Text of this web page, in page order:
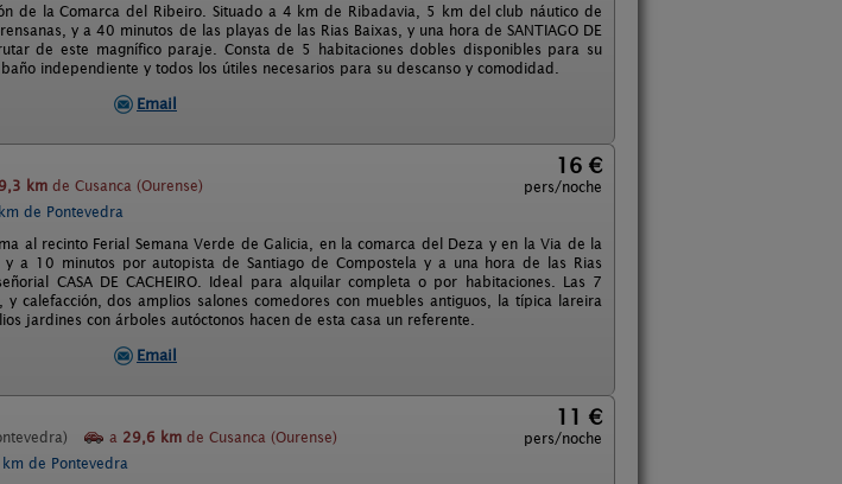
de la Comarca del Ribeiro. Situado a 4 km de Ribadavia, 5 km del club náutico de
y a 40 minutos de las playas de las Rias Baixas, y una hora de SANTIAGO DE
de este magnífico paraje. Consta de 5 habitaciones dobles disponibles para su
independiente y todos los útiles necesarios para su descanso y comodidad.
Email
km de Cusanca (Ourense)
16 €
pers/noche
de Pontevedra
al recinto Ferial Semana Verde de Galicia, en la comarca del Deza y en la Via de la
y a 10 minutos por autopista de Santiago de Compostela y a una hora de las Rias
CASA DE CACHEIRO. Ideal para alquilar completa o por habitaciones. Las 7
calefacción, dos amplios salones comedores con muebles antiguos, la típica lareira
jardines con árboles autóctonos hacen de esta casa un referente.
Email
a 29,6 km de Cusanca (Ourense)
11 €
pers/noche
de Pontevedra